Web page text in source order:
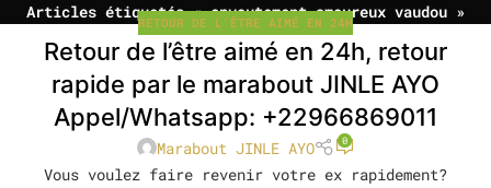
Articles étiquetés « envoutement amoureux vaudou »
RETOUR DE L'ÊTRE AIMÉ EN 24H
Retour de l’être aimé en 24h, retour
rapide par le marabout JINLE AYO
Appel/Whatsapp: +22966869011
Marabout JINLE AYO 0
Vous voulez faire revenir votre ex rapidement?